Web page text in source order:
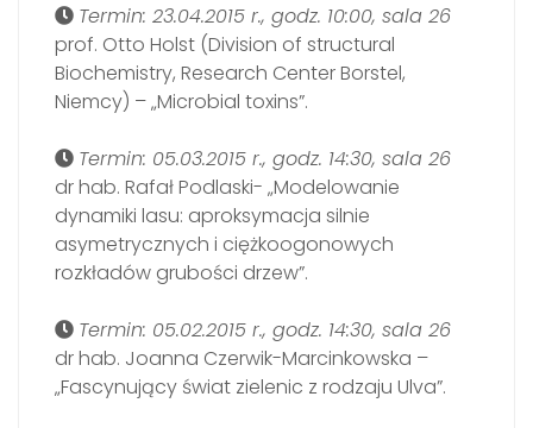
Termin: 23.04.2015 r., godz. 10:00, sala 26
prof. Otto Holst (Division of structural
Biochemistry, Research Center Borstel,
Niemcy) – „Microbial toxins”.
Termin: 05.03.2015 r., godz. 14:30, sala 26
dr hab. Rafał Podlaski- „Modelowanie
dynamiki lasu: aproksymacja silnie
asymetrycznych i ciężkoogonowych
rozkładów grubości drzew”.
Termin: 05.02.2015 r., godz. 14:30, sala 26
dr hab. Joanna Czerwik-Marcinkowska –
„Fascynujący świat zielenic z rodzaju Ulva”.